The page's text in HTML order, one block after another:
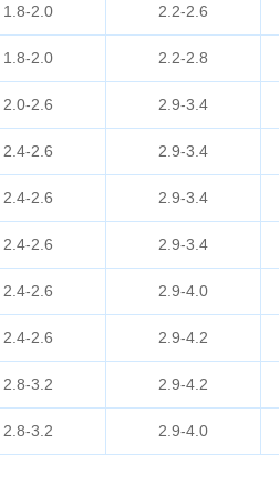
1.8-2.0 2.2-2.6
1.8-2.0 2.2-2.8
2.0-2.6 2.9-3.4
2.4-2.6 2.9-3.4
2.4-2.6 2.9-3.4
2.4-2.6 2.9-3.4
2.4-2.6 2.9-4.0
2.4-2.6 2.9-4.2
2.8-3.2 2.9-4.2
2.8-3.2 2.9-4.0